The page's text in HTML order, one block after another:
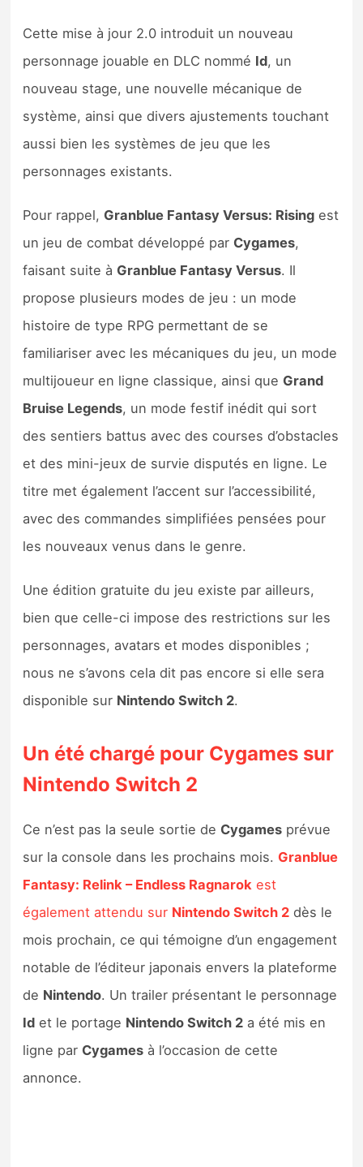
Cette mise à jour 2.0 introduit un nouveau
personnage jouable en DLC nommé Id, un
nouveau stage, une nouvelle mécanique de
système, ainsi que divers ajustements touchant
aussi bien les systèmes de jeu que les
personnages existants.
Pour rappel, Granblue Fantasy Versus: Rising est
un jeu de combat développé par Cygames,
faisant suite à Granblue Fantasy Versus. Il
propose plusieurs modes de jeu : un mode
histoire de type RPG permettant de se
familiariser avec les mécaniques du jeu, un mode
multijoueur en ligne classique, ainsi que Grand
Bruise Legends, un mode festif inédit qui sort
des sentiers battus avec des courses d’obstacles
et des mini-jeux de survie disputés en ligne. Le
titre met également l’accent sur l’accessibilité,
avec des commandes simplifiées pensées pour
les nouveaux venus dans le genre.
Une édition gratuite du jeu existe par ailleurs,
bien que celle-ci impose des restrictions sur les
personnages, avatars et modes disponibles ;
nous ne s’avons cela dit pas encore si elle sera
disponible sur Nintendo Switch 2.
Un été chargé pour Cygames sur
Nintendo Switch 2
Ce n’est pas la seule sortie de Cygames prévue
sur la console dans les prochains mois. Granblue
Fantasy: Relink – Endless Ragnarok est
également attendu sur Nintendo Switch 2 dès le
mois prochain, ce qui témoigne d’un engagement
notable de l’éditeur japonais envers la plateforme
de Nintendo. Un trailer présentant le personnage
Id et le portage Nintendo Switch 2 a été mis en
ligne par Cygames à l’occasion de cette
annonce.